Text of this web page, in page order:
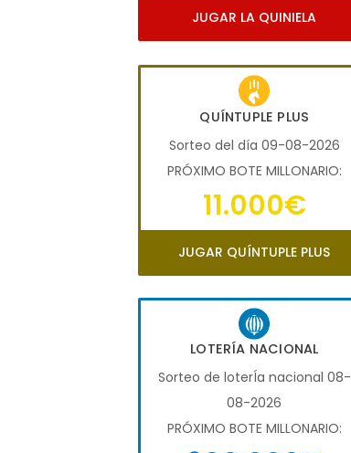
JUGAR LA QUINIELA
QUÍNTUPLE PLUS
Sorteo del día 09-08-2026
PRÓXIMO BOTE MILLONARIO:
11.000€
JUGAR QUÍNTUPLE PLUS
LOTERÍA NACIONAL
Sorteo de loterÍa nacional 08-
08-2026
PRÓXIMO BOTE MILLONARIO: